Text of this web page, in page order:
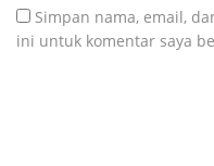
Simpan nama, email,
ini untuk komentar saya